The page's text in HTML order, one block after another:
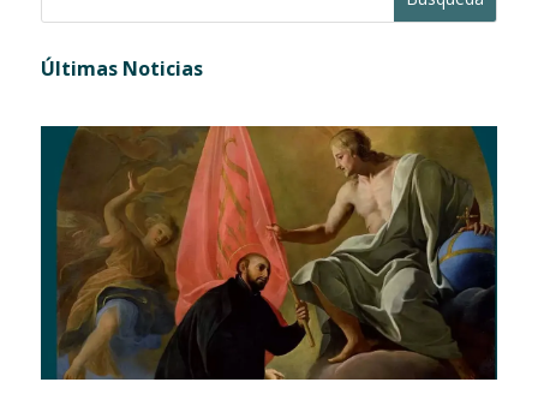
Últimas Noticias